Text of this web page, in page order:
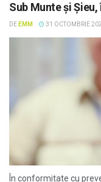
Sub Munte și
DE EMM 31 OCTOMBRIE
În conformitate cu